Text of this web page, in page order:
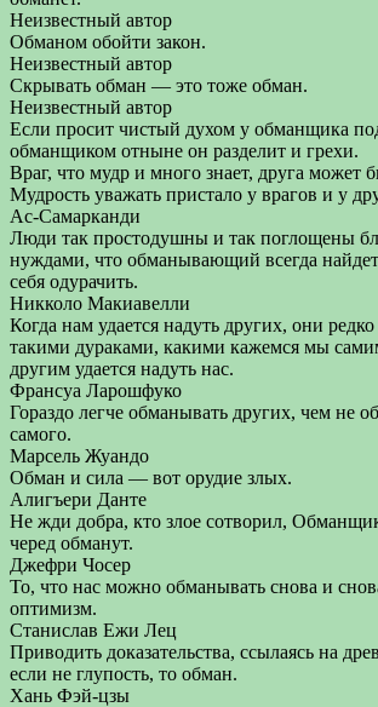
Неизвестный автор
Обманом обойти закон.
Неизвестный автор
Скрывать обман — это тоже обман.
Неизвестный автор
Если просит чистый духом у обманщика
обманщиком отныне он разделит и грехи.
Враг, что мудр и много знает, друга может
Мудрость уважать пристало у врагов и у
Ас-Самарканди
Люди так простодушны и так поглощены
нуждами, что обманывающий всегда найдет
себя одурачить.
Никколо Макиавелли
Когда нам удается надуть других, они
такими дураками, какими кажемся мы
другим удается надуть нас.
Франсуа Ларошфуко
Гораздо легче обманывать других, чем не
самого.
Марсель Жуандо
Обман и сила — вот орудие злых.
Алигъери Данте
Не жди добра, кто злое сотворил,
черед обманут.
Джефри Чосер
То, что нас можно обманывать снова и
оптимизм.
Станислав Ежи Лец
Приводить доказательства, ссылаясь на
если не глупость, то обман.
Хань Фэй-цзы